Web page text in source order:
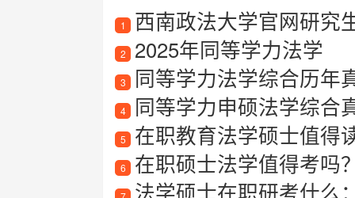
1 西南政法大学官网研究
2 2025年同等学力法学
3 同等学力法学综合历年
4 同等学力申硕法学综合
5 在职教育法学硕士值得
6 在职硕士法学值得考吗？
法学硕士在职研考什么